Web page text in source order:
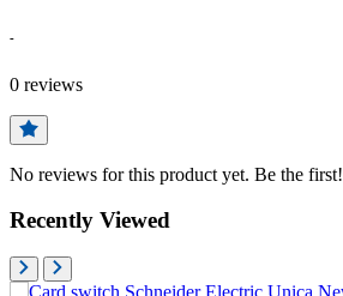
-
0 reviews
No reviews for this product yet. Be the first!
Recently Viewed